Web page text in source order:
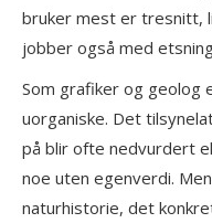
bruker mest er tresnitt,
jobber også med
Som grafiker og
uorganiske. Det
på blir ofte nedvurdert
noe uten egenverdi.
naturhistorie, det